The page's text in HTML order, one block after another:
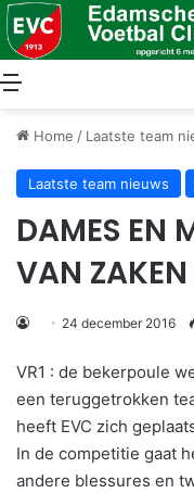
Menu
Home / Laatste team
Laatste team nieuws
DAMES EN
VAN
24 december 2016
VR1 : de bekerpoule
een teruggetrokken
heeft EVC zich
In de competitie gaat
andere blessures en